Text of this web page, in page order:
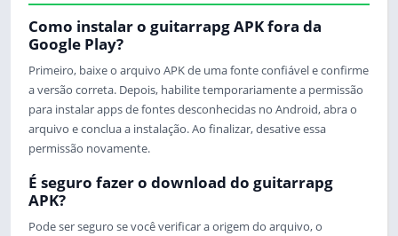
Como instalar o guitarrapg APK fora da
Google Play?
Primeiro, baixe o arquivo APK de uma fonte confiável e confirme
a versão correta. Depois, habilite temporariamente a permissão
para instalar apps de fontes desconhecidas no Android, abra o
arquivo e conclua a instalação. Ao finalizar, desative essa
permissão novamente.
É seguro fazer o download do guitarrapg
APK?
Pode ser seguro se você verificar a origem do arquivo, o